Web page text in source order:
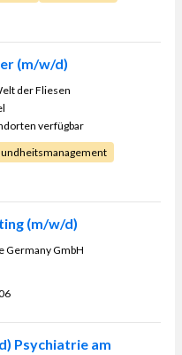
(m/w/d)
der Fliesen
verfügbar
(m/w/d)
Germany GmbH
Psychiatrie am